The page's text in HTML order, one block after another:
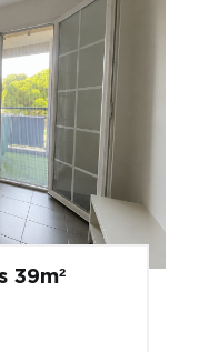
39m²